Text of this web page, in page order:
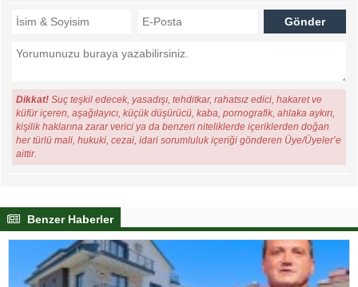
Dikkat! Suç teşkil edecek, yasadışı, tehditkar, rahatsız edici, hakaret ve
küfür içeren, aşağılayıcı, küçük düşürücü, kaba, pornografik, ahlaka aykırı,
kişilik haklarına zarar verici ya da benzeri niteliklerde içeriklerden doğan
her türlü mali, hukuki, cezai, idari sorumluluk içeriği gönderen Üye/Üyeler’e
aittir.
Benzer Haberler